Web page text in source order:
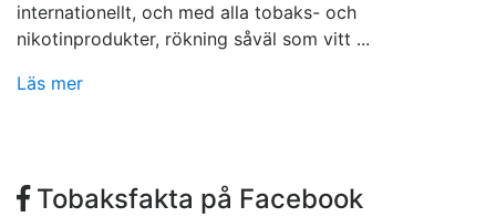
internationellt, och med alla tobaks- och
nikotinprodukter, rökning såväl som vitt ...
Läs mer
Tobaksfakta på Facebook